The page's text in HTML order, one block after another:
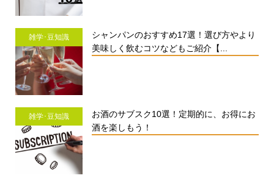
雑学･豆知識
シャンパンのおすすめ17選！選び方やより
美味しく飲むコツなどもご紹介【...
雑学･豆知識
お酒のサブスク10選！定期的に、お得にお
酒を楽しもう！